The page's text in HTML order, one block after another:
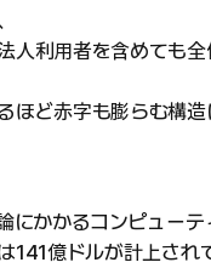
人利用者を含めても
ほど赤字も膨らむ構造
にかかるコンピュー
141億ドルが計上され